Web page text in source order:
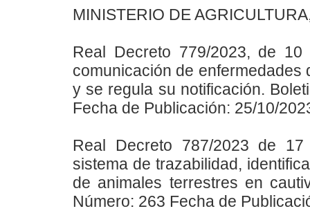
MINISTERIO DE
Real Decreto 779/2023, de
comunicación de
y se regula su notificación.
Fecha de Publicación: 25/10/
Real Decreto 787/2023 de
sistema de trazabilidad,
de animales terrestres en
Número: 263 Fecha de